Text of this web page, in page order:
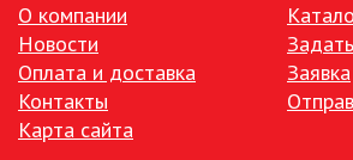
О компании
Новости
Оплата и доставка
Контакты
Карта сайта
Заявка